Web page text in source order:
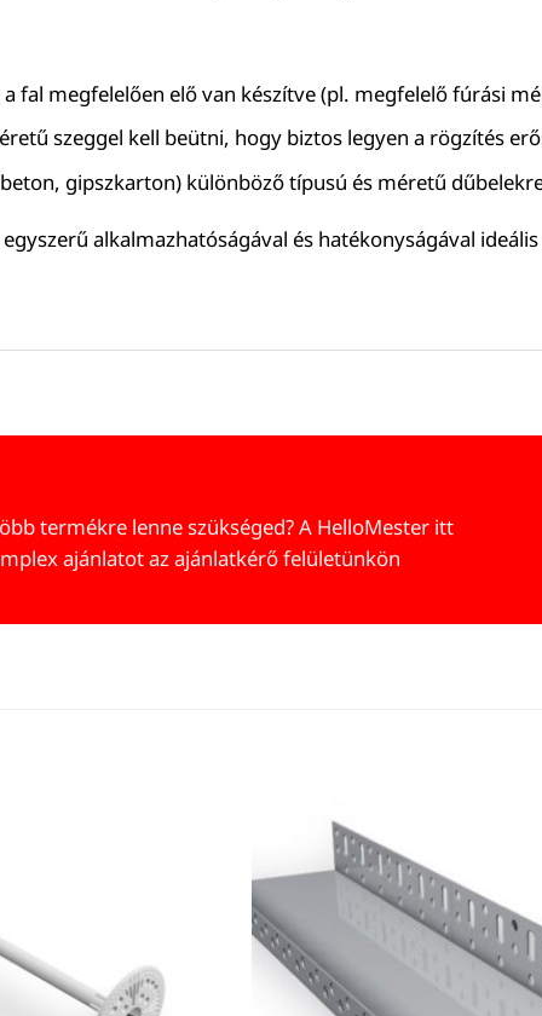
fal megfelelően elő van készítve (pl. megfelelő fúrási
szeggel kell beütni, hogy biztos legyen a rögzítés
gipszkarton) különböző típusú és méretű
alkalmazhatóságával és hatékonyságával
termékre lenne szükséged? A HelloMester itt
ajánlatot az ajánlatkérő felületünkön